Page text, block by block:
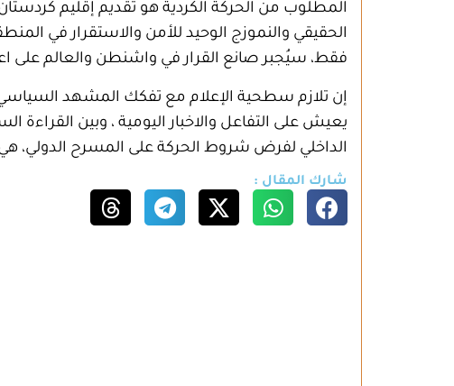
المطلوب من الحركة الكردية هو تقديم إقليم
الحقيقي والنموزج الوحيد للأمن والاستقرار في
فقط، سيُجبر صانع القرار في واشنطن والعالم على
إن تلازم سطحية الإعلام مع تفكك المشهد السياسي
يعيش على التفاعل والاخبار اليومية ، وبين
الداخلي لفرض شروط الحركة على المسرح الدولي،
شارك المقال :